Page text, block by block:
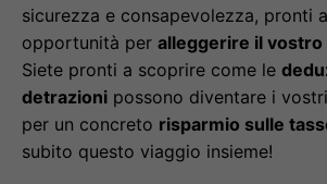
sicurezza e consapevolezza, pronti
opportunità per alleggerire il vostro
Siete pronti a scoprire come le
detrazioni possono diventare i
per un concreto risparmio sulle
subito questo viaggio insieme!